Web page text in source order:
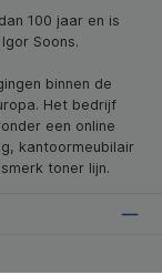
100 jaar en is
Soons.
binnen de
Het bedrijf
een online
kantoormeubilair
toner lijn.